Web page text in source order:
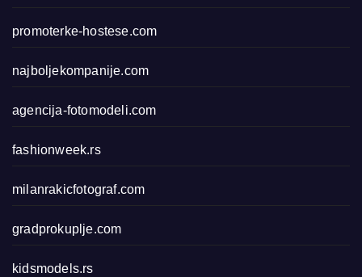
promoterke-hostese.com
najboljekompanije.com
agencija-fotomodeli.com
fashionweek.rs
milanrakicfotograf.com
gradprokuplje.com
kidsmodels.rs